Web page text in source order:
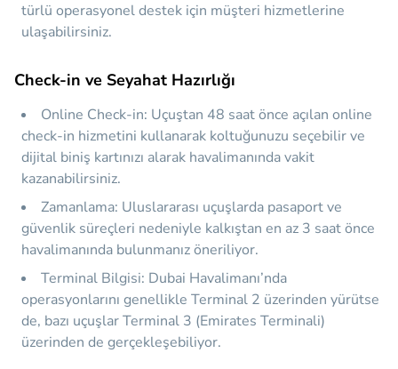
türlü operasyonel destek için müşteri hizmetlerine
ulaşabilirsiniz.
Check-in ve Seyahat Hazırlığı
Online Check-in: Uçuştan 48 saat önce açılan online
check-in hizmetini kullanarak koltuğunuzu seçebilir ve
dijital biniş kartınızı alarak havalimanında vakit
kazanabilirsiniz.
Zamanlama: Uluslararası uçuşlarda pasaport ve
güvenlik süreçleri nedeniyle kalkıştan en az 3 saat önce
havalimanında bulunmanız öneriliyor.
Terminal Bilgisi: Dubai Havalimanı’nda
operasyonlarını genellikle Terminal 2 üzerinden yürütse
de, bazı uçuşlar Terminal 3 (Emirates Terminali)
üzerinden de gerçekleşebiliyor.